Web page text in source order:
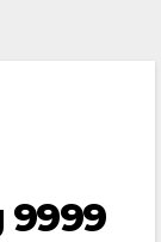
9999